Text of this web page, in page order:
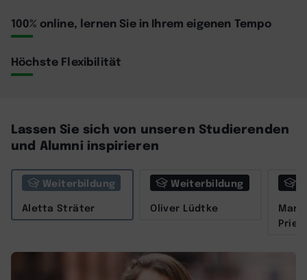
100% online, lernen Sie in Ihrem eigenen Tempo
Höchste Flexibilität
Lassen Sie sich von unseren Studierenden
und Alumni inspirieren
Weiterbildung
Aletta Sträter
Weiterbildung
Oliver Lüdtke